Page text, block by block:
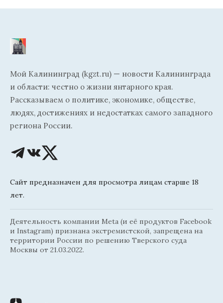
Мой Калининград (kgzt.ru) — новости Калининграда
и области: честно о жизни янтарного края.
Рассказываем о политике, экономике, обществе,
людях, достижениях и недостатках самого западного
региона России.
Сайт предназначен для просмотра лицам старше 18
лет.
Деятельность компании Meta (и её продуктов Facebook
и Instagram) признана экстремистской, запрещена на
территории России по решению Тверского суда
Москвы от 21.03.2022.